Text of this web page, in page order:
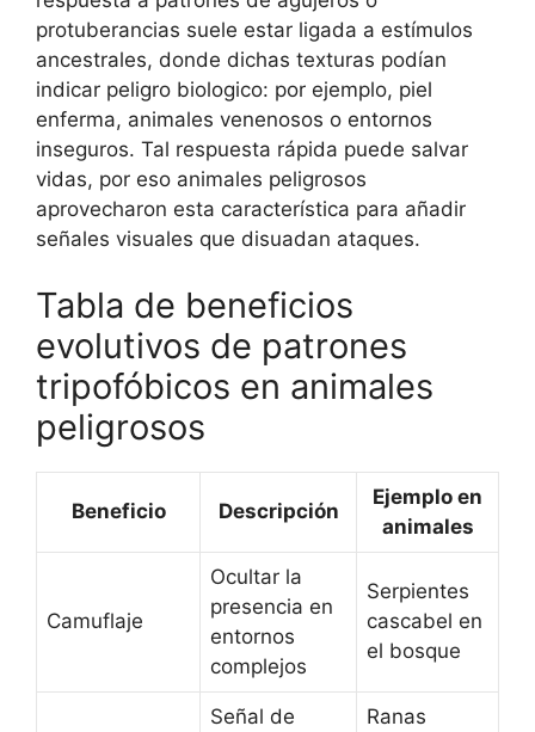
protuberancias suele estar ligada a estímulos
ancestrales, donde dichas texturas podían
indicar peligro biologico: por ejemplo, piel
enferma, animales venenosos o entornos
inseguros. Tal respuesta rápida puede salvar
vidas, por eso animales peligrosos
aprovecharon esta característica para añadir
señales visuales que disuadan ataques.
Tabla de beneficios
evolutivos de patrones
tripofóbicos en animales
peligrosos
Beneficio Descripción
Ejemplo en
animales
Camuflaje
Ocultar la
presencia en
entornos
complejos
Serpientes
cascabel en
el bosque
Señal de
Ranas